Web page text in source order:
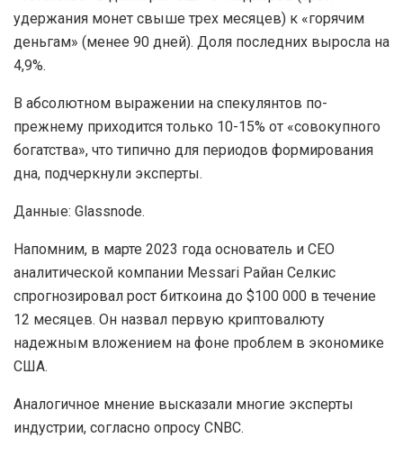
удержания монет свыше трех месяцев) к «горячим
деньгам» (менее 90 дней). Доля последних выросла на
4,9%.
В абсолютном выражении на спекулянтов по-
прежнему приходится только 10-15% от «совокупного
богатства», что типично для периодов формирования
дна, подчеркнули эксперты.
Данные: Glassnode.
Напомним, в марте 2023 года основатель и CEO
аналитической компании Messari Райан Селкис
спрогнозировал рост биткоина до $100 000 в течение
12 месяцев. Он назвал первую криптовалюту
надежным вложением на фоне проблем в экономике
США.
Аналогичное мнение высказали многие эксперты
индустрии, согласно опросу CNBC.